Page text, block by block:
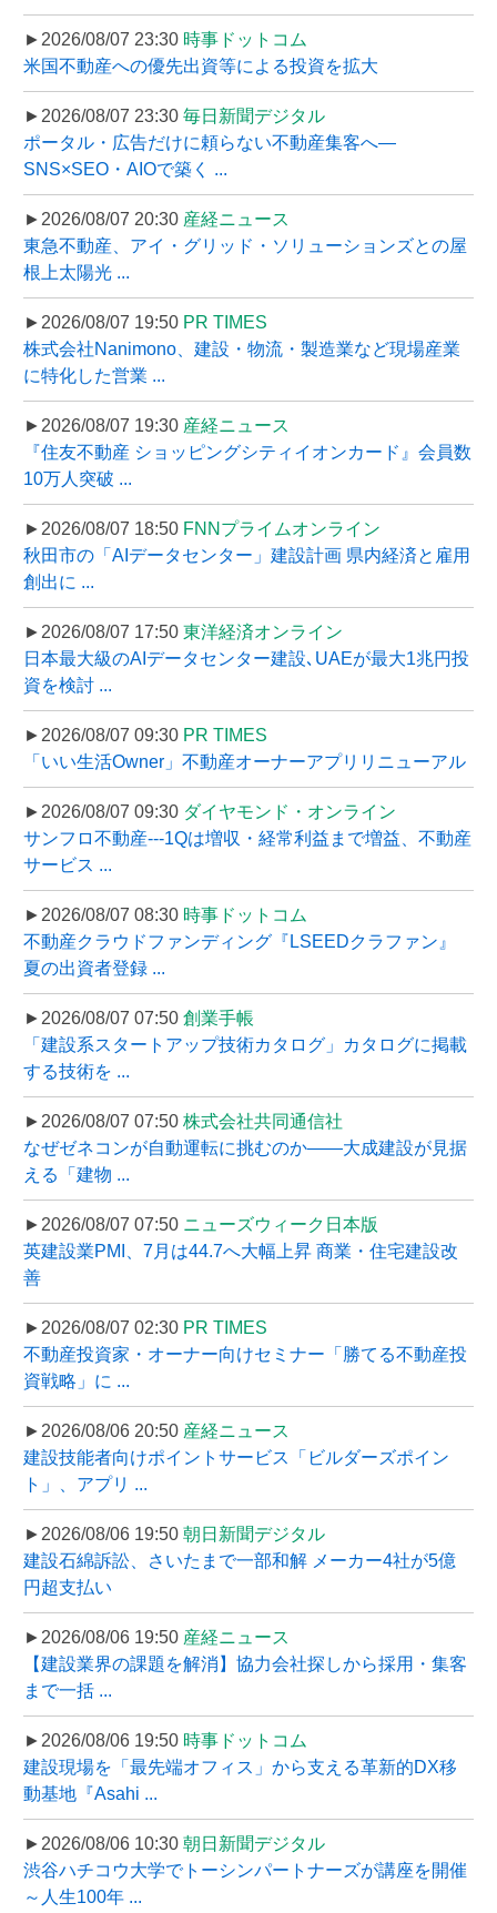
►2026/08/07 23:30 時事ドットコム
米国不動産への優先出資等による投資を拡大
►2026/08/07 23:30 毎日新聞デジタル
ポータル・広告だけに頼らない不動産集客へ―
SNS×SEO・AIOで築く ...
►2026/08/07 20:30 産経ニュース
東急不動産、アイ・グリッド・ソリューションズとの屋
根上太陽光 ...
►2026/08/07 19:50 PR TIMES
株式会社Nanimono、建設・物流・製造業など現場産業
に特化した営業 ...
►2026/08/07 19:30 産経ニュース
『住友不動産 ショッピングシティイオンカード』会員数
10万人突破 ...
►2026/08/07 18:50 FNNプライムオンライン
秋田市の「AIデータセンター」建設計画 県内経済と雇用
創出に ...
►2026/08/07 17:50 東洋経済オンライン
日本最大級のAIデータセンター建設､UAEが最大1兆円投
資を検討 ...
►2026/08/07 09:30 PR TIMES
「いい生活Owner」不動産オーナーアプリリニューアル
►2026/08/07 09:30 ダイヤモンド・オンライン
サンフロ不動産---1Qは増収・経常利益まで増益、不動産
サービス ...
►2026/08/07 08:30 時事ドットコム
不動産クラウドファンディング『LSEEDクラファン』
夏の出資者登録 ...
►2026/08/07 07:50 創業手帳
「建設系スタートアップ技術カタログ」カタログに掲載
する技術を ...
►2026/08/07 07:50 株式会社共同通信社
なぜゼネコンが自動運転に挑むのか――大成建設が見据
える「建物 ...
►2026/08/07 07:50 ニューズウィーク日本版
英建設業PMI、7月は44.7へ大幅上昇 商業・住宅建設改
善
►2026/08/07 02:30 PR TIMES
不動産投資家・オーナー向けセミナー「勝てる不動産投
資戦略」に ...
►2026/08/06 20:50 産経ニュース
建設技能者向けポイントサービス「ビルダーズポイン
ト」、アプリ ...
►2026/08/06 19:50 朝日新聞デジタル
建設石綿訴訟、さいたまで一部和解 メーカー4社が5億
円超支払い
►2026/08/06 19:50 産経ニュース
【建設業界の課題を解消】協力会社探しから採用・集客
まで一括 ...
►2026/08/06 19:50 時事ドットコム
建設現場を「最先端オフィス」から支える革新的DX移
動基地『Asahi ...
►2026/08/06 10:30 朝日新聞デジタル
渋谷ハチコウ大学でトーシンパートナーズが講座を開催
～人生100年 ...